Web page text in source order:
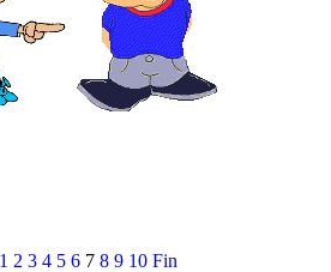
1 2 3 4 5 6 7 8 9 10 Fin